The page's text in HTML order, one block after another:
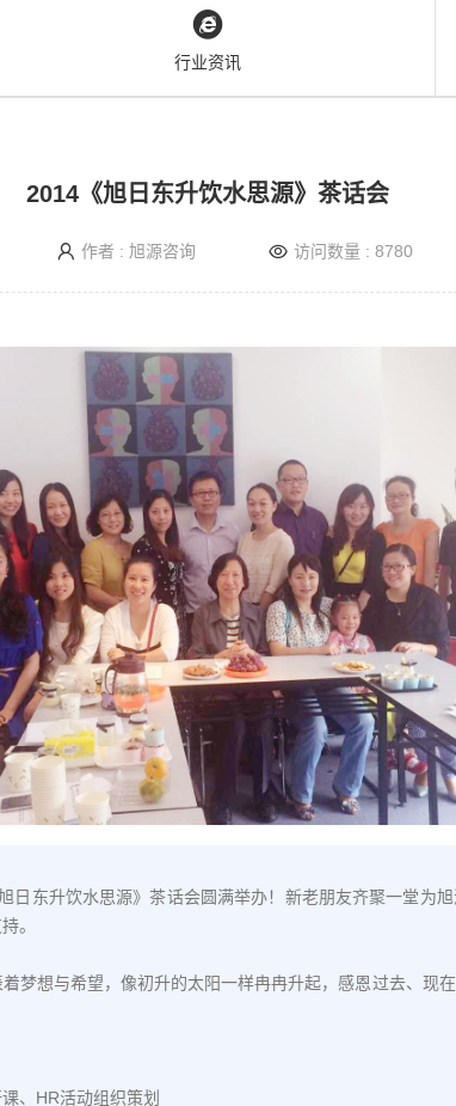
行业资讯
2014《旭日东升饮水思源》茶话会
作者 : 旭源咨询 访问数量 : 8780
日东升饮水思源》茶话会圆满举办！新老朋友齐聚一堂为
。
梦想与希望，像初升的太阳一样冉冉升起，感恩过去、现
、HR活动组织策划